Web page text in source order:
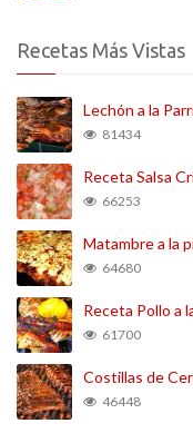
Recetas Más Vistas
Lechón a la
81434
Receta Salsa
66253
Matambre a la
64680
Receta Pollo a
61700
Costillas de
46448